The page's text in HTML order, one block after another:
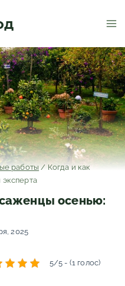
работы / Когда и как
осенью:
2025
5/5 - (1 голос)